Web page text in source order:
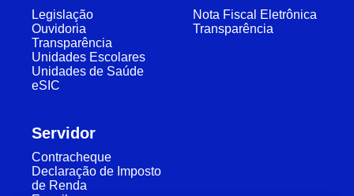
Legislação
Ouvidoria
Transparência
Unidades Escolares
Unidades de Saúde
eSIC
Nota Fiscal Eletrônica
Transparência
Servidor
Contracheque
Declaração de Imposto
de Renda